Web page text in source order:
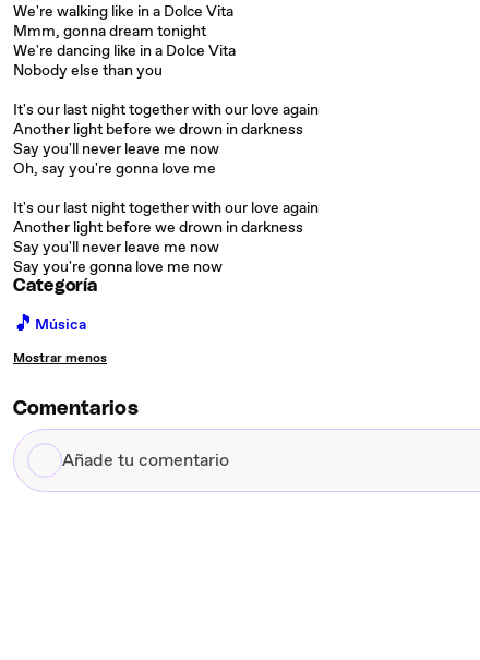
We're walking like in a Dolce Vita
Mmm, gonna dream tonight
We're dancing like in a Dolce Vita
Nobody else than you
It's our last night together with our love again
Another light before we drown in darkness
Say you'll never leave me now
Oh, say you're gonna love me
It's our last night together with our love again
Another light before we drown in darkness
Say you'll never leave me now
Say you're gonna love me now
Categoría
🎵 Música
Mostrar menos
Comentarios
Añade
tu